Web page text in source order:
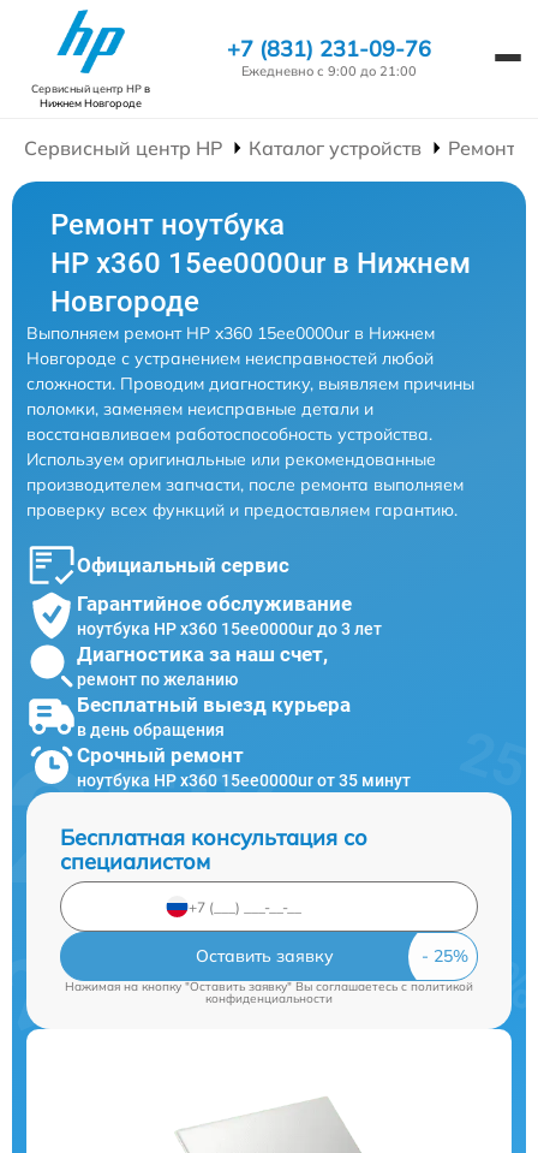
Сервисный центр HPв
Нижнем Новгороде
+7 (831) 231-09-76
Ежедневно с 9:00 до 21:00
Сервисный центр HP Каталог устройств Ремонт
Ремонт ноутбука
HP x360 15ee0000ur в Нижнем
Новгороде
Выполняем ремонт HP x360 15ee0000ur в Нижнем
Новгороде с устранением неисправностей любой
сложности. Проводим диагностику, выявляем причины
поломки, заменяем неисправные детали и
восстанавливаем работоспособность устройства.
Используем оригинальные или рекомендованные
производителем запчасти, после ремонта выполняем
проверку всех функций и предоставляем гарантию.
Официальный сервис
Гарантийное обслуживание
ноутбука HP x360 15ee0000ur до 3 лет
Диагностика за наш счет,
ремонт по желанию
Бесплатный выезд курьера
в день обращения
Срочный ремонт
ноутбука HP x360 15ee0000ur от 35 минут
Бесплатная консультация со
специалистом
Оставить заявку
Нажимая на кнопку "Оставить заявку" Вы соглашаетесь cполитикой
конфиденциальности